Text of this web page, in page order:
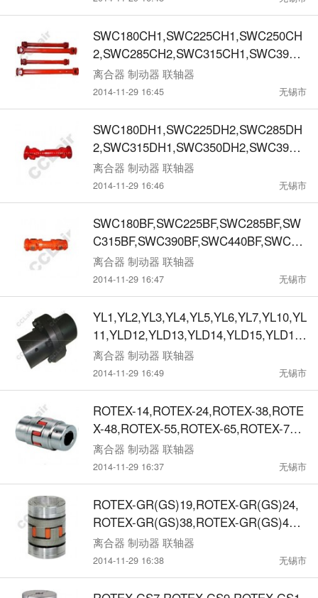
SWC180CH1,SWC225CH1,SWC250CH
2,SWC285CH2,SWC315CH1,SWC390C
H2,SWC440CH1,SWC550CH1,十字轴式
万向联轴器
离合器 制动器 联轴器
2014-11-29 16:45 无锡市
SWC180DH1,SWC225DH2,SWC285DH
2,SWC315DH1,SWC350DH2,SWC390D
H1,SWC390DH2,十字轴式万向联轴器
离合器 制动器 联轴器
2014-11-29 16:46 无锡市
SWC180BF,SWC225BF,SWC285BF,SW
C315BF,SWC390BF,SWC440BF,SWC55
0BF,SWC620BF,法兰式万向联轴器
离合器 制动器 联轴器
2014-11-29 16:47 无锡市
YL1,YL2,YL3,YL4,YL5,YL6,YL7,YL10,YL
11,YLD12,YLD13,YLD14,YLD15,YLD16,
YLD17,YLD18,凸缘联轴器
离合器 制动器 联轴器
2014-11-29 16:49 无锡市
ROTEX-14,ROTEX-24,ROTEX-38,ROTE
X-48,ROTEX-55,ROTEX-65,ROTEX-75,
ROTEX-90,ROTEX-100,梅花形弹性联轴
器
离合器 制动器 联轴器
2014-11-29 16:37 无锡市
ROTEX-GR(GS)19,ROTEX-GR(GS)24,
ROTEX-GR(GS)38,ROTEX-GR(GS)42,
ROTEX-GR(GS)55,铝合金无齿隙梅花弹
性联轴器
离合器 制动器 联轴器
2014-11-29 16:38 无锡市